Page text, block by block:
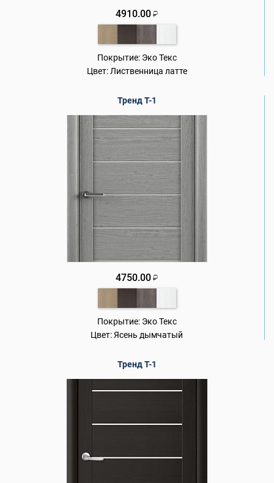
4910.00 ₽
Покрытие: Эко Текс
Цвет: Лиственница латте
Тренд Т-1
4750.00 ₽
Покрытие: Эко Текс
Цвет: Ясень дымчатый
Тренд Т-1